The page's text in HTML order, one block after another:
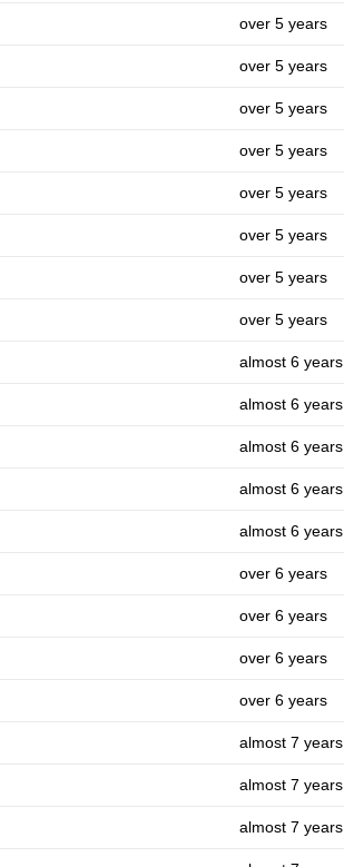
over 5 years
over 5 years
over 5 years
over 5 years
over 5 years
over 5 years
over 5 years
over 5 years
almost 6 years
almost 6 years
almost 6 years
almost 6 years
almost 6 years
over 6 years
over 6 years
over 6 years
over 6 years
almost 7 years
almost 7 years
almost 7 years